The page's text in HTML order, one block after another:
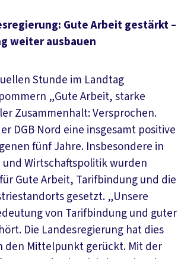
Gute Arbeit gestärkt –
weiter ausbauen
Stunde im Landtag
„Gute Arbeit, starke
Zusammenhalt: Versprochen.
DGB Nord eine insgesamt positive
fünf Jahre. Insbesondere in
Wirtschaftspolitik wurden
Gute Arbeit, Tarifbindung und die
gesetzt. „Unsere
von Tarifbindung und guter
Die Landesregierung hat dies
den Mittelpunkt gerückt. Mit der